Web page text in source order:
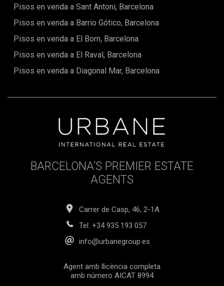
boutiques exclusives i opcions culturals, oferint el millor de
la ciutat a l'abast.No perdis l'oportunitat de viure en una
propietat única, elegant i plena de llum. Contacta amb
preu no inclou impostos, despeses de notaria o registre,
comissions d'agència ni despeses hipotecàries (si escau).
Pisos en venda a Sant Antoni, Barcelona
Pisos en venda a Barrio Gótico, Barcelona
Pisos en venda a El Born, Barcelona
Pisos en venda a El Raval, Barcelona
Pisos en venda a Diagonal Mar, Barcelona
BARCELONA’S PREMIER ESTATE
AGENTS
Carrer de Casp, 46, 2-1A
Tel. +34 935 193 057
info@urbanegroup.es
Agent amb llicència completa
amb número AICAT 8994